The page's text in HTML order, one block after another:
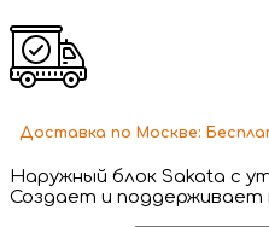
Доставка по Москве:
Наружный блок Sakata с
Создает и поддерживает